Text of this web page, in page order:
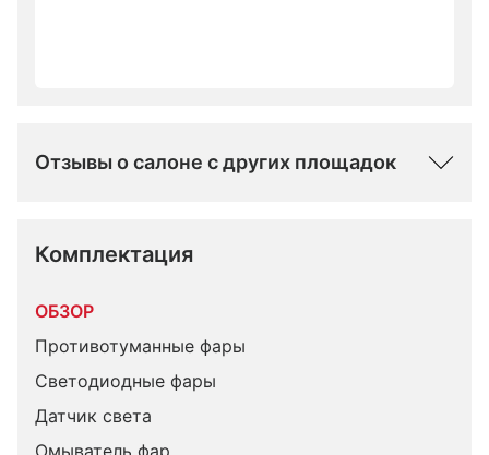
Отзывы о салоне с других площадок
Комплектация
ОБЗОР
Противотуманные фары
Светодиодные фары
Датчик света
Омыватель фар